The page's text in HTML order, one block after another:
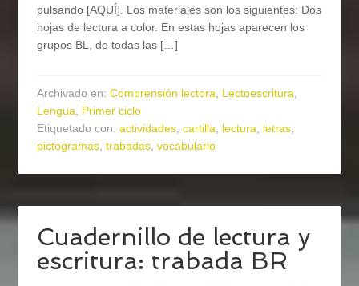
pulsando [AQUÍ]. Los materiales son los siguientes: Dos
hojas de lectura a color. En estas hojas aparecen los
grupos BL, de todas las […]
Archivado en:Comprensión lectora, Lectoescritura,
Lengua, Primer ciclo
Etiquetado con:actividades,cartilla, lectura, letras,
pictogramas,trabadas,vocabulario
Cuadernillo de lectura y
escritura: trabada BR